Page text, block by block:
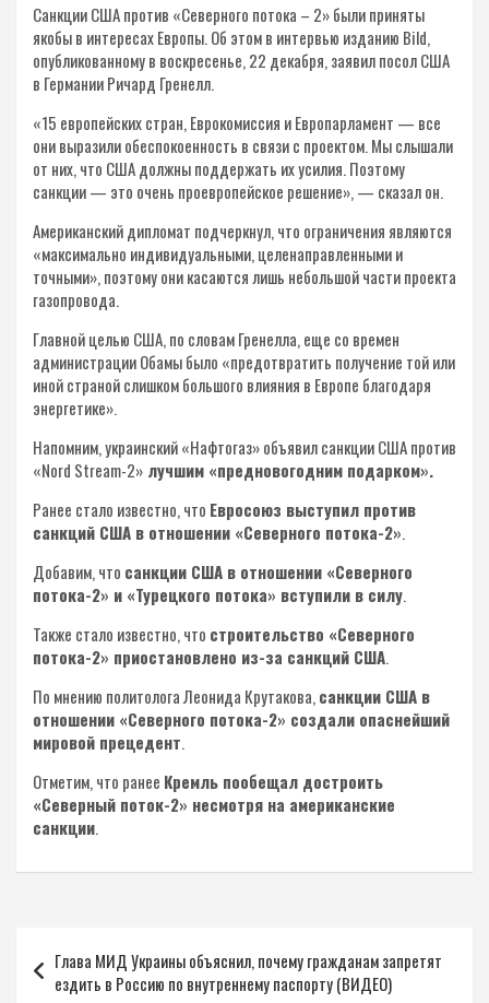
Санкции США против «Северного потока – 2» были приняты
якобы в интересах Европы. Об этом в интервью изданию Bild,
опубликованному в воскресенье, 22 декабря, заявил посол США
в Германии Ричард Гренелл.
«15 европейских стран, Еврокомиссия и Европарламент — все
они выразили обеспокоенность в связи с проектом. Мы слышали
от них, что США должны поддержать их усилия. Поэтому
санкции — это очень проевропейское решение», — сказал он.
Американский дипломат подчеркнул, что ограничения являются
«максимально индивидуальными, целенаправленными и
точными», поэтому они касаются лишь небольшой части проекта
газопровода.
Главной целью США, по словам Гренелла, еще со времен
администрации Обамы было «предотвратить получение той или
иной страной слишком большого влияния в Европе благодаря
энергетике».
Напомним, украинский «Нафтогаз» объявил санкции США против
«Nord Stream-2» лучшим «предновогодним подарком».
Ранее стало известно, что Евросоюз выступил против
санкций США в отношении «Северного потока-2».
Добавим, что санкции США в отношении «Северного
потока-2» и «Турецкого потока» вступили в силу.
Также стало известно, что строительство «Северного
потока-2» приостановлено из-за санкций США.
По мнению политолога Леонида Крутакова, санкции США в
отношении «Северного потока-2» создали опаснейший
мировой прецедент.
Отметим, что ранее Кремль пообещал достроить
«Северный поток-2» несмотря на американские
санкции.
по
Глава МИД Украины объяснил, почему гражданам запретят
ездить в Россию по внутреннему паспорту (ВИДЕО)